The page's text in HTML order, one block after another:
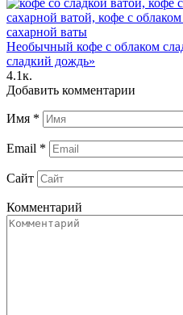
Необычный кофе с облаком
сладкий дождь»
4.1к.
Добавить комментарии
Имя *
Email *
Сайт
Комментарий